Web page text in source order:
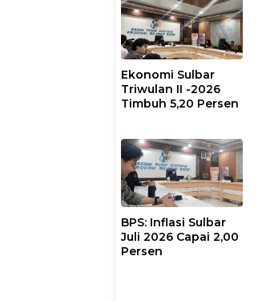
Ekonomi Sulbar
Triwulan II -2026
Timbuh 5,20 Persen
BPS: Inflasi Sulbar
Juli 2026 Capai 2,00
Persen